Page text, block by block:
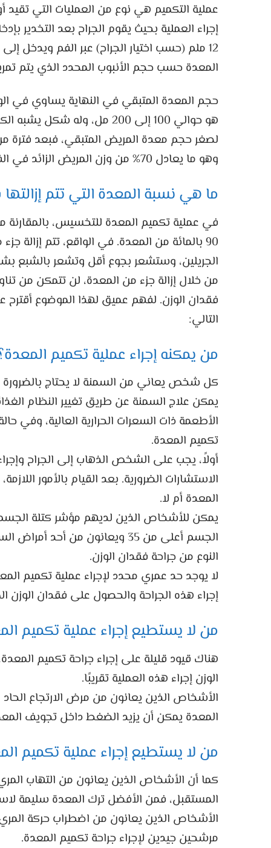
عملية التكميم هي نوع من العمليات التي
المعدة حسب حجم الأنبوب المحدد الذي يتم
حجم المعدة المتبقي في النهاية يساوي في
هو حوالي 100 إلى 200 مل،
لصغر حجم معدة المريض المتبقي، فبعد
وهو ما يعادل 70% من وزن المريض الزائد في الفترة الزمنية المذكورة.
ما هي نسبة المعدة التي تتم
90 بالمائة من المعدة. في الواقع، تتم
الجريلين، وستشعر بجوع أقل وتشعر بالشبع
من خلال إزالة جزء من المعدة، لن تتمكن من
فقدان الوزن. لفهم عميق لهذا الموضوع
التالي:
من يمكنه إجراء عملية تكميم
كل شخص يعاني من السمنة لا يحتاج بالضرورة
يمكن علاج السمنة عن طريق تغيير النظام
الأطعمة ذات السعرات الحرارية العالية، وفي
تكميم المعدة.
أولاً، يجب على الشخص الذهاب إلى الجراح
الاستشارات الضرورية. بعد القيام بالأمور
المعدة أم لا.
الجسم أعلى من 35 ويعانون من
النوع من جراحة فقدان الوزن.
لا يوجد حد عمري محدد لإجراء عملية تكميم
إجراء هذه الجراحة والحصول على فقدان الوزن
من لا يستطيع إجراء عملية تكميم
هناك قيود قليلة على إجراء جراحة تكميم
الوزن إجراء هذه العملية تقريبًا.
الأشخاص الذين يعانون من مرض الارتجاع
المعدة يمكن أن يزيد الضغط داخل تجويف
من لا يستطيع إجراء عملية تكميم
كما أن الأشخاص الذين يعانون من التهاب
المستقبل، فمن الأفضل ترك المعدة سليمة
الأشخاص الذين يعانون من اضطراب حركة
مرشحين جيدين لإجراء جراحة تكميم المعدة.